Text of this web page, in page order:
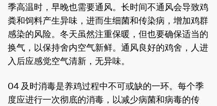
季高温时，早晚也需要通风。长时间不通风会导致鸡
粪和饲料产生异味，进而生细菌和传染病，增加鸡群
感染的风险。冬天虽然注重保暖，但也要确保适当的
换气，以保持舍内空气新鲜。通风良好的鸡舍，人进
入后应感觉空气清新，无异味。
04 及时消毒是养鸡过程中不可或缺的一环。每个季
度应进行一次彻底的消毒，以减少病菌和病毒的传